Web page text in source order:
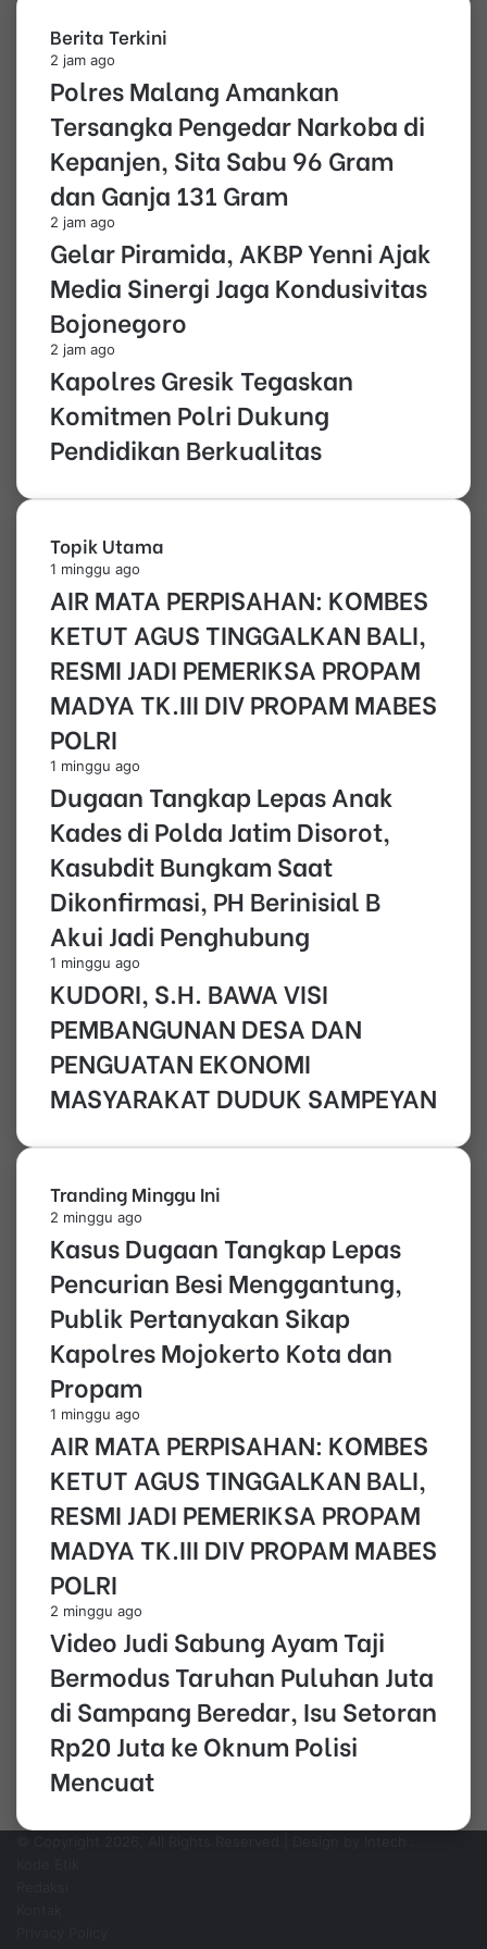
Berita Terkini
2 jam ago
Polres Malang Amankan
Tersangka Pengedar Narkoba di
Kepanjen, Sita Sabu 96 Gram
dan Ganja 131 Gram
2 jam ago
Gelar Piramida, AKBP Yenni Ajak
Media Sinergi Jaga Kondusivitas
Bojonegoro
2 jam ago
Kapolres Gresik Tegaskan
Komitmen Polri Dukung
Pendidikan Berkualitas
Topik Utama
1 minggu ago
AIR MATA PERPISAHAN: KOMBES
KETUT AGUS TINGGALKAN BALI,
RESMI JADI PEMERIKSA PROPAM
MADYA TK.III DIV PROPAM MABES
POLRI
1 minggu ago
Dugaan Tangkap Lepas Anak
Kades di Polda Jatim Disorot,
Kasubdit Bungkam Saat
Dikonfirmasi, PH Berinisial B
Akui Jadi Penghubung
1 minggu ago
KUDORI, S.H. BAWA VISI
PEMBANGUNAN DESA DAN
PENGUATAN EKONOMI
MASYARAKAT DUDUK SAMPEYAN
Tranding Minggu Ini
2 minggu ago
Kasus Dugaan Tangkap Lepas
Pencurian Besi Menggantung,
Publik Pertanyakan Sikap
Kapolres Mojokerto Kota dan
Propam
1 minggu ago
AIR MATA PERPISAHAN: KOMBES
KETUT AGUS TINGGALKAN BALI,
RESMI JADI PEMERIKSA PROPAM
MADYA TK.III DIV PROPAM MABES
POLRI
2 minggu ago
Video Judi Sabung Ayam Taji
Bermodus Taruhan Puluhan Juta
di Sampang Beredar, Isu Setoran
Rp20 Juta ke Oknum Polisi
Mencuat